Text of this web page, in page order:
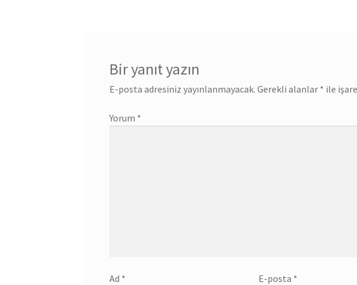
Bir yanıt yazın
E-posta adresiniz yayınlanmayacak. Gerekli alanlar * ile
Yorum *
Ad * E-posta *